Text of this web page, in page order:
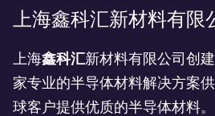
上海鑫科汇新材料有限
上海鑫科汇新材料有限公司创
家专业的半导体材料解决方案
球客户提供优质的半导体材料。